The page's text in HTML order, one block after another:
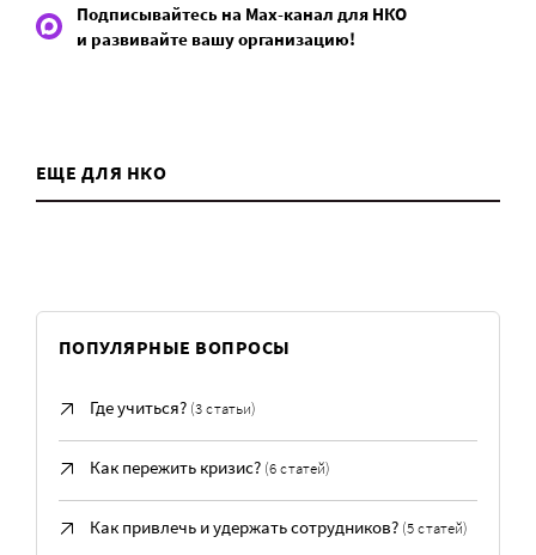
Подписывайтесь на Max-канал для НКО
и развивайте вашу организацию!
ЕЩЕ ДЛЯ НКО
ПОПУЛЯРНЫЕ ВОПРОСЫ
Где учиться? (3 статьи)
Как пережить кризис? (6 статей)
Как привлечь и удержать сотрудников? (5 статей)